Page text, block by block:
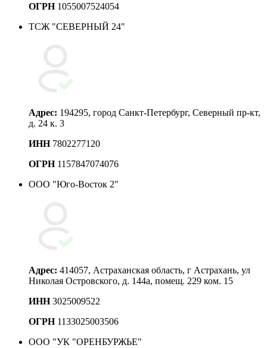
ОГРН1055007524054
ТСЖ "СЕВЕРНЫЙ 24"
Адрес: 194295, город Санкт-Петербург, Северный пр-кт,
д. 24 к. 3
ИНН7802277120
ОГРН1157847074076
ООО "Юго-Восток 2"
Адрес: 414057, Астраханская область, г Астрахань, ул
Николая Островского, д. 144а, помещ. 229 ком. 15
ИНН3025009522
ОГРН1133025003506
ООО "УК "ОРЕНБУРЖЬЕ"